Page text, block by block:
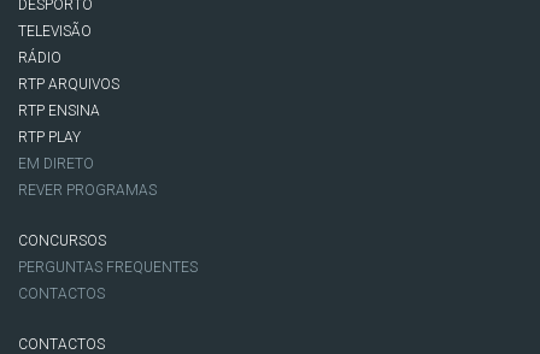
DESPORTO
TELEVISÃO
RÁDIO
RTP ARQUIVOS
RTP ENSINA
RTP PLAY
EM DIRETO
REVER PROGRAMAS
CONCURSOS
PERGUNTAS FREQUENTES
CONTACTOS
CONTACTOS